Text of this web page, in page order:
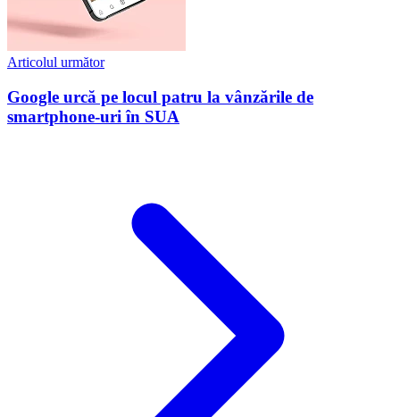
Articolul următor
Google urcă pe locul patru la vânzările de
smartphone-uri în SUA